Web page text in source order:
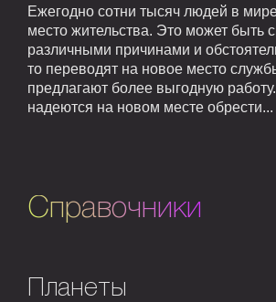
Ежегодно сотни тысяч людей в
место жительства. Это может быть
различными причинами и
то переводят на новое место
предлагают более выгодную
надеются на новом месте обрести...
Справочники
Планеты